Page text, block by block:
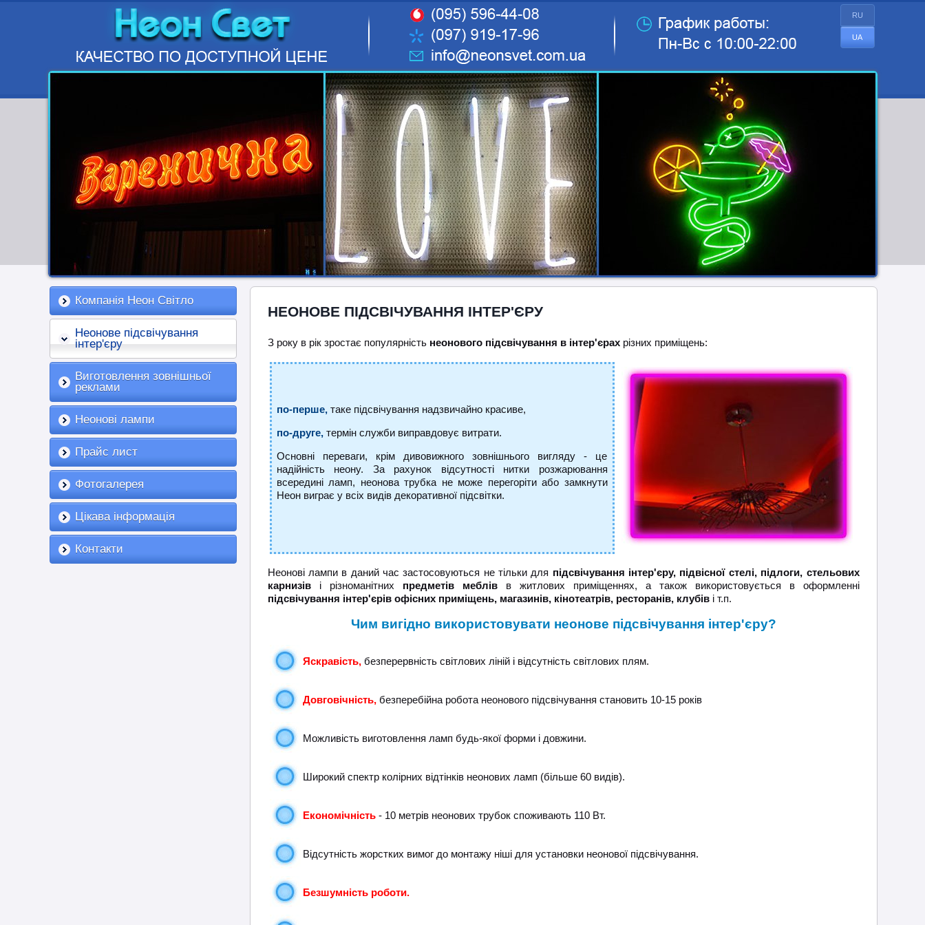
RU
UA
Компанія Неон Світло
Неонове підсвічування
інтер'єру
Виготовлення зовнішньої
реклами
Неонові лампи
Прайс лист
Фотогалерея
Цікава інформація
Контакти
НЕОНОВЕ ПІДСВІЧУВАННЯ ІНТЕР'ЄРУ
З року в рік зростає популярність неонового підсвічування в інтер'єрахрізних приміщень:
по-перше,таке підсвічування надзвичайно красиве,
по-друге,термін служби виправдовує витрати.
Основні переваги, крім дивовижного зовнішнього вигляду - це
надійність неону.
За рахунок відсутності нитки розжарювання
всередині ламп, неонова трубка не може перегоріти або замкнути
Неон виграє у всіх видів декоративної підсвітки.
Неонові лампи в даний час застосовуються не тільки для підсвічування інтер'єру, підвісної стелі, підлоги, стельових
карнизіві різноманітних предметів меблівв житлових приміщеннях, а також використовується в оформленні
підсвічування інтер'єрів офісних приміщень, магазинів, кінотеатрів, ресторанів, клубіві т.п.
Чим вигідно використовувати неонове підсвічування інтер'єру?
Яскравість,безперервність світлових ліній і відсутність світлових плям.
Довговічність,безперебійна робота неонового підсвічування становить 10-15 років
Можливість виготовлення ламп будь-якої форми і довжини.
Широкий спектр колірних відтінків неонових ламп (більше 60 видів).
Економічність- 10 метрів неонових трубок споживають 110 Вт.
Відсутність жорстких вимог до монтажу ніші для установки неонової підсвічування.
Безшумність роботи.